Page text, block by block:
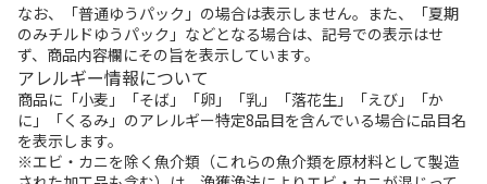
なお、「普通ゆうパック」の場合は表示しません。また、「夏期
のみチルドゆうパック」などとなる場合は、記号での表示はせ
ず、商品内容欄にその旨を表示しています。
アレルギー情報について
商品に「小麦」「そば」「卵」「乳」「落花生」「えび」「か
に」「くるみ」のアレルギー特定8品目を含んでいる場合に品目名
を表示します。
※エビ・カニを除く魚介類（これらの魚介類を原材料として製造